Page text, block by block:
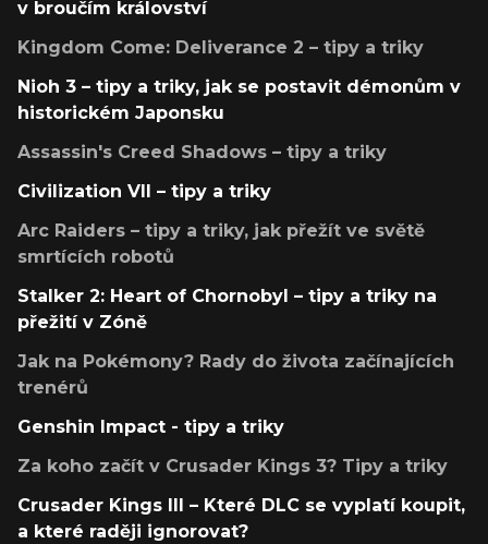
v broučím království
Kingdom Come: Deliverance 2 – tipy a triky
Nioh 3 – tipy a triky, jak se postavit démonům v
historickém Japonsku
Assassin's Creed Shadows – tipy a triky
Civilization VII – tipy a triky
Arc Raiders – tipy a triky, jak přežít ve světě
smrtících robotů
Stalker 2: Heart of Chornobyl – tipy a triky na
přežití v Zóně
Jak na Pokémony? Rady do života začínajících
trenérů
Genshin Impact - tipy a triky
Za koho začít v Crusader Kings 3? Tipy a triky
Crusader Kings III – Které DLC se vyplatí koupit,
a které raději ignorovat?